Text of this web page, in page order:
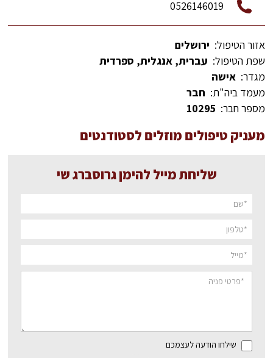
0526146019
אזור הטיפול: ירושלים
שפת הטיפול: עברית, אנגלית, ספרדית
מגדר: אישה
מעמד ביה"ת: חבר
מספר חבר: 10295
מעניק טיפולים מוזלים לסטודנטים
שליחת מייל להימן גרוסברג שי
שילחו הודעה לעצמכם